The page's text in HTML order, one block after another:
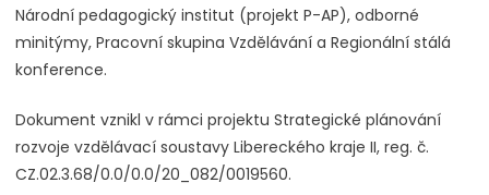
Národní pedagogický institut (projekt P-AP), odborné
minitýmy, Pracovní skupina Vzdělávání a Regionální stálá
konference.
Dokument vznikl v rámci projektu Strategické plánování
rozvoje vzdělávací soustavy Libereckého kraje II, reg. č.
CZ.02.3.68/0.0/0.0/20_082/0019560.